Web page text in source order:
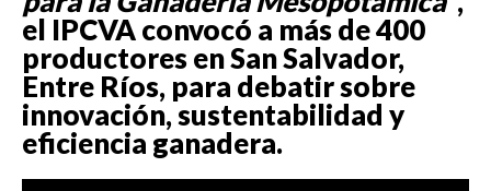
el IPCVA convocó a más de 400
productores en San Salvador,
Entre Ríos, para debatir sobre
innovación, sustentabilidad y
eficiencia ganadera.